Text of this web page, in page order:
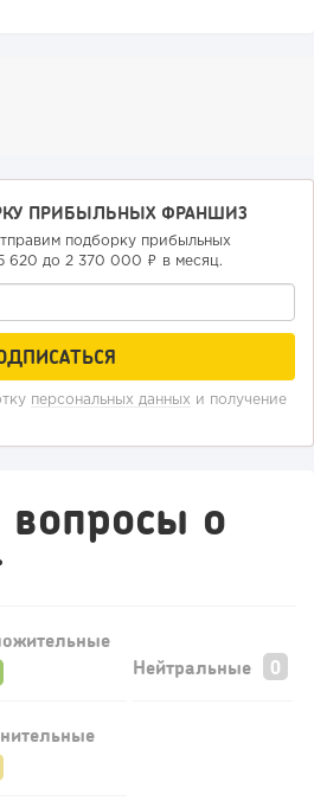
лучшие мероприятия месяца
ПРИБЫЛЬНЫХ ФРАНШИЗ
подборку прибыльных
620 до 2 370 000 ₽ в месяц.
персональных данных и получение
о
Нейтральные